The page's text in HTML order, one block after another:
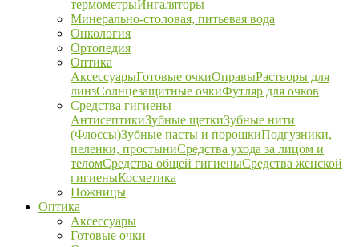
термометрыИнгаляторы
Минерально-столовая, питьевая вода
Онкология
Ортопедия
Оптика
АксессуарыГотовые очкиОправыРастворы для
линзСолнцезащитные очкиФутляр для очков
Средства гигиены
АнтисептикиЗубные щеткиЗубные нити
(Флоссы)Зубные пасты и порошкиПодгузники,
пеленки, простыниСредства ухода за лицом и
теломСредства общей гигиеныСредства женской
гигиеныКосметика
Ножницы
Оптика
Аксессуары
Готовые очки